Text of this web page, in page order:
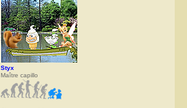
Styx
Maître capillo